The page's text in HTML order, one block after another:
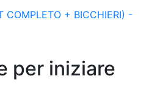
per iniziare